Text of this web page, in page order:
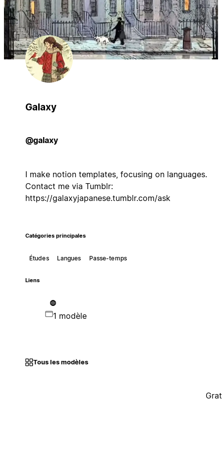
Galaxy
@galaxy
I make notion templates, focusing on languages.
Contact me via Tumblr:
https://galaxyjapanese.tumblr.com/ask
Catégories principales
Études Langues Passe-temps
Liens
1 modèle
Tous les modèles